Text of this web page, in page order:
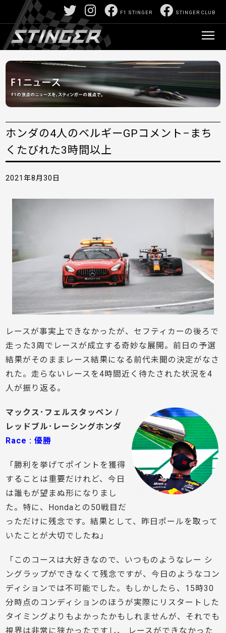
STINGER CLUB
F1 STINGER
ホンダの4人のベルギーGPコメント–まち
くたびれた3時間以上
2021年8月30日
レースが事実上できなかったが、セフティカーの後ろで
走った3周でレースが成立する奇妙な展開。前日の予選
結果がそのままレース結果になる前代未聞の決定がなさ
れた。走らないレースを4時間近く待たされた状況を4
人が振り返る。
マックス･フェルスタッペン /
レッドブル･レーシングホンダ
Race : 優勝
「勝利を挙げてポイントを獲得
することは重要だけれど、今日
は誰もが望まぬ形になりまし
た。特に、Hondaとの50戦目だ
っただけに残念です。結果として、昨日ポールを取って
いたことが大切でしたね」
「このコースは大好きなので、いつものようなレー シ
ングラップができなくて残念ですが、今日のようなコン
ディションでは不可能でした。もしかしたら、15時30
分時点のコンディションのほうが実際にリスタートした
タイミングよりもよかったかもしれませんが、それでも
視界は非常に狭かったですし、 レースができなかった